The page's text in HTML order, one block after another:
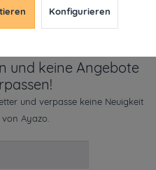
und keine Angebote
und verpasse keine Neuigkeit
Ayazo.
Konfigurieren